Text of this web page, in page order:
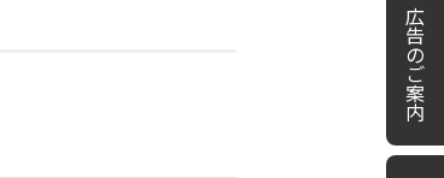
広
告
の
ご
案
内